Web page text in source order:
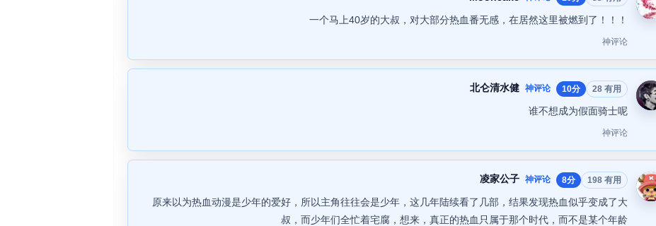
一个马上40岁的大叔，对大部分热血番无感，在居然这里被燃到了！！！
神评论
北仑清水健 神评论 10分 28 有用
谁不想成为假面骑士呢
神评论
凌家公子 神评论 8分 198 有用
原来以为热血动漫是少年的爱好，所以主角往往会是少年，这几年陆续看了几部，结果发现热血似乎变成了大
叔，而少年们全忙着宅腐，想来，真正的热血只属于那个时代，而不是某个年龄